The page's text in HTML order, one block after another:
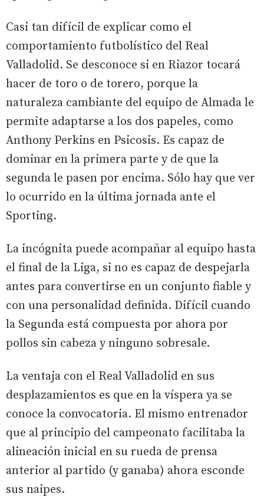
Casi tan difícil de explicar como el
comportamiento futbolístico del Real
Valladolid. Se desconoce si en Riazor tocará
hacer de toro o de torero, porque la
naturaleza cambiante del equipo de Almada le
permite adaptarse a los dos papeles, como
Anthony Perkins en Psicosis. Es capaz de
dominar en la primera parte y de que la
segunda le pasen por encima. Sólo hay que ver
lo ocurrido en la última jornada ante el
Sporting.
La incógnita puede acompañar al equipo hasta
el final de la Liga, si no es capaz de despejarla
antes para convertirse en un conjunto fiable y
con una personalidad definida. Difícil cuando
la Segunda está compuesta por ahora por
pollos sin cabeza y ninguno sobresale.
La ventaja con el Real Valladolid en sus
desplazamientos es que en la víspera ya se
conoce la convocatoria. El mismo entrenador
que al principio del campeonato facilitaba la
alineación inicial en su rueda de prensa
anterior al partido (y ganaba) ahora esconde
sus naipes.